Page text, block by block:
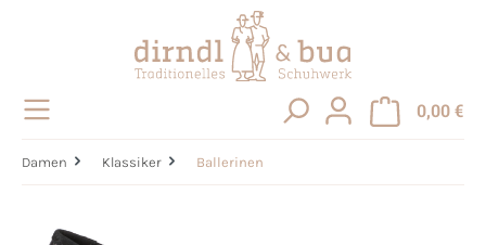
0,00 €
Damen Klassiker Ballerinen